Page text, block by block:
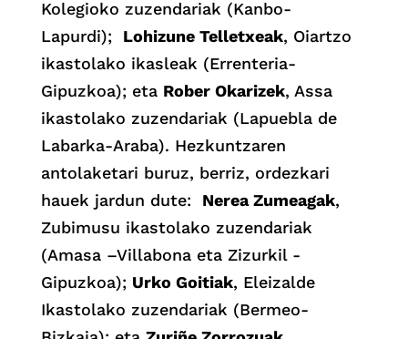
Kolegioko zuzendariak (Kanbo-
Lapurdi); Lohizune Telletxeak, Oiartzo
ikastolako ikasleak (Errenteria-
Gipuzkoa); eta Rober Okarizek, Assa
ikastolako zuzendariak (Lapuebla de
Labarka-Araba). Hezkuntzaren
antolaketari buruz, berriz, ordezkari
hauek jardun dute: Nerea Zumeagak,
Zubimusu ikastolako zuzendariak
(Amasa –Villabona eta Zizurkil -
Gipuzkoa); Urko Goitiak, Eleizalde
Ikastolako zuzendariak (Bermeo-